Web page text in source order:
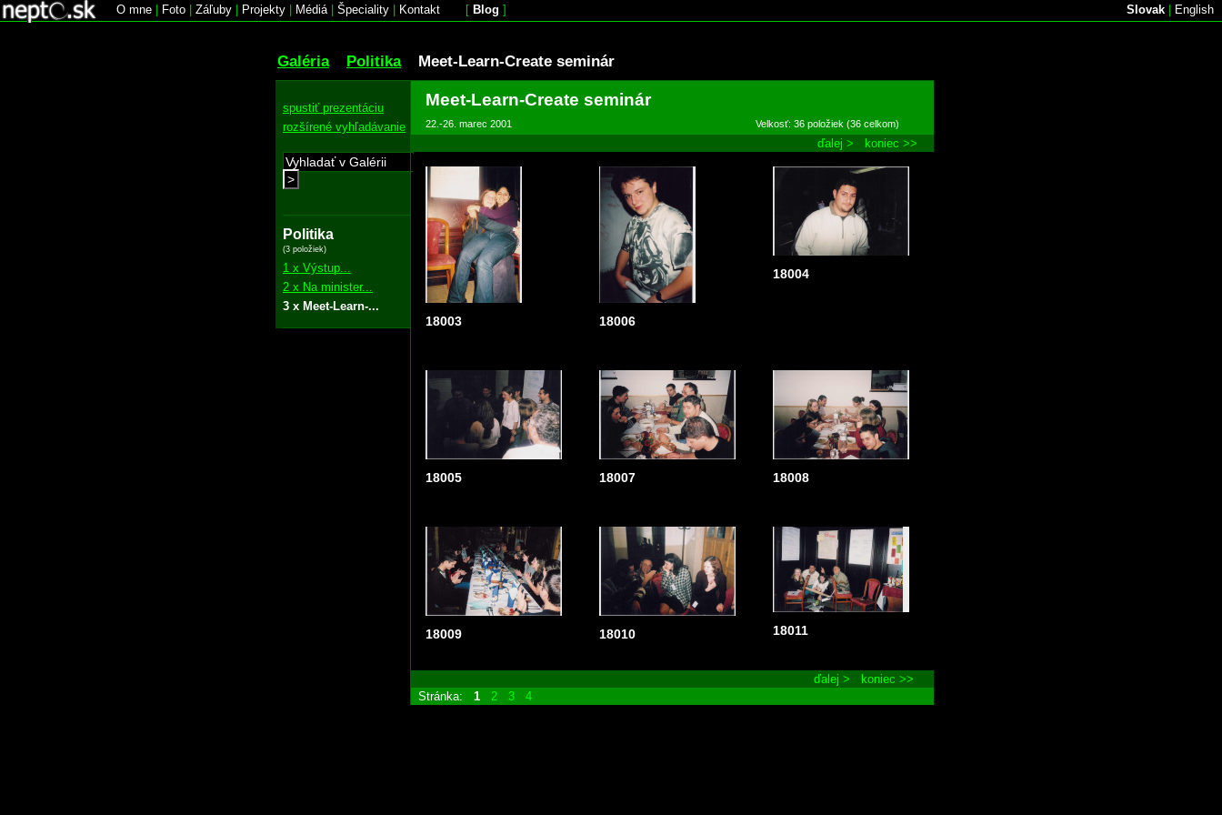
O mne Foto Záľuby Projekty Médiá| Špeciality Kontakt [ Blog ] Slovak English
Galéria Politika Meet-Learn-Create seminár
spustiť prezentáciu
rozšírené vyhľadávanie
>
Politika
(3 položiek)
1 x Výstup...
2 x Na minister...
3 x Meet-Learn-...
Meet-Learn-Create seminár
22.-26. marec 2001 Velkosť: 36 položiek (36 celkom)
ďalej > koniec >>
18003 18006
18004
18005 18007 18008
18009 18010 18011
ďalej >
koniec >>
Stránka:
1 2 3 4